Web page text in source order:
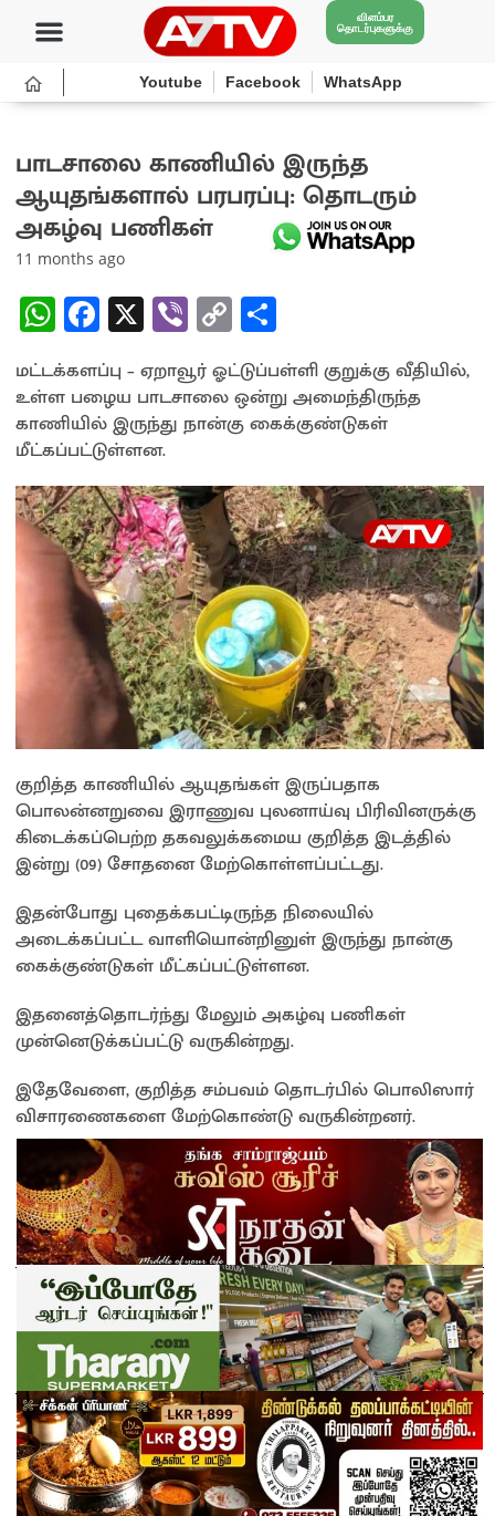
விளம்பர
தொடர்புகளுக்கு
Youtube Facebook WhatsApp
பாடசாலை காணியில் இருந்த
ஆயுதங்களால் பரபரப்பு: தொடரும்
அகழ்வு பணிகள்
11 months ago
W
h
at
sA
p
p
Fa
ce
b
o
o
k
X Vi
b
er
C
o
py
Li
n
k
h
ar
e
மட்டக்களப்பு – ஏறாவூர் ஓட்டுப்பள்ளி குறுக்கு வீதியில்,
உள்ள பழைய பாடசாலை ஒன்று அமைந்திருந்த
காணியில் இருந்து நான்கு கைக்குண்டுகள்
மீட்கப்பட்டுள்ளன.
குறித்த காணியில் ஆயுதங்கள் இருப்பதாக
பொலன்னறுவை இராணுவ புலனாய்வு பிரிவினருக்கு
கிடைக்கப்பெற்ற தகவலுக்கமைய குறித்த இடத்தில்
இன்று (09) சோதனை மேற்கொள்ளப்பட்டது.
இதன்போது புதைக்கபட்டிருந்த நிலையில்
அடைக்கப்பட்ட வாளியொன்றினுள் இருந்து நான்கு
கைக்குண்டுகள் மீட்கப்பட்டுள்ளன.
இதனைத்தொடர்ந்து மேலும் அகழ்வு பணிகள்
முன்னெடுக்கப்பட்டு வருகின்றது.
இதேவேளை, குறித்த சம்பவம் தொடர்பில் பொலிஸார்
விசாரணைகளை மேற்கொண்டு வருகின்றனர்.